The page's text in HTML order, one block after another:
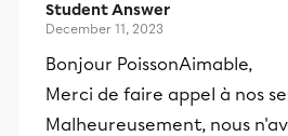
Student Answer
December 11, 2023
Bonjour PoissonAimable,
Merci de faire appel à nos
Malheureusement, nous